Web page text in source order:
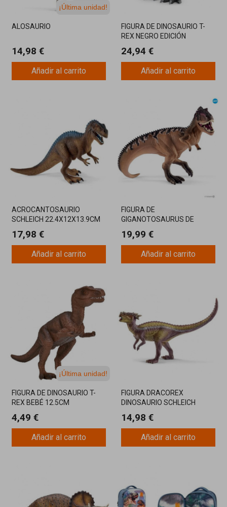
¡Última unidad!
ALOSAURIO
14,98 €
Añadir al carrito
FIGURA DE DINOSAURIO T-
REX NEGRO EDICIÓN
24,94 €
Añadir al carrito
ACROCANTOSAURIO
SCHLEICH 22.4X12X13.9CM
17,98 €
Añadir al carrito
FIGURA DE
GIGANOTOSAURUS DE
19,99 €
Añadir al carrito
¡Última unidad!
FIGURA DE DINOSAURIO T-
REX BEBÉ 12.5CM
4,49 €
Añadir al carrito
FIGURA DRACOREX
DINOSAURIO SCHLEICH
14,98 €
Añadir al carrito